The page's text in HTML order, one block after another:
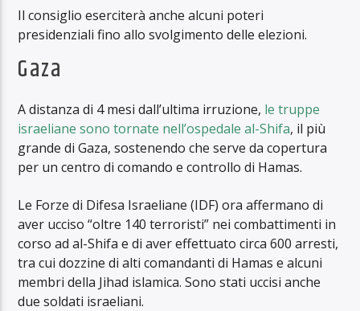
Il consiglio eserciterà anche alcuni poteri
presidenziali fino allo svolgimento delle elezioni.
Gaza
A distanza di 4 mesi dall’ultima irruzione, le truppe
israeliane sono tornate nell’ospedale al-Shifa, il più
grande di Gaza, sostenendo che serve da copertura
per un centro di comando e controllo di Hamas.
Le Forze di Difesa Israeliane (IDF) ora affermano di
aver ucciso “oltre 140 terroristi” nei combattimenti in
corso ad al-Shifa e di aver effettuato circa 600 arresti,
tra cui dozzine di alti comandanti di Hamas e alcuni
membri della Jihad islamica. Sono stati uccisi anche
due soldati israeliani.